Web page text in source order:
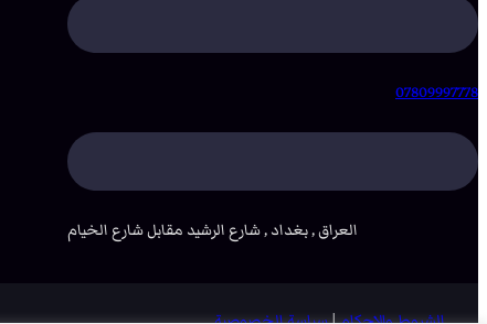
07809997778
العراق , بغداد , شارع الرشيد مقابل شارع الخيام